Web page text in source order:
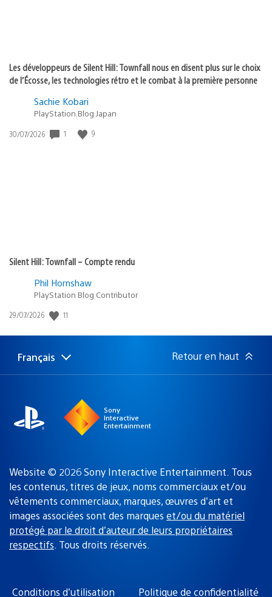
Les développeurs de Silent Hill: Townfall nous en disent plus sur le choix
de l’Écosse, les technologies rétro et le combat à la première personne
Sachie Kobari
PlayStation.Blog Japan
Date
30/07/2026 1 9
Silent Hill: Townfall – Compte rendu
Phil Hornshaw
PlayStation Blog Contributor
Date
publication
29/07/2026 11
Choisir
une
Région
actuelle
Français Retour en haut
Sony
Interactive
Entertainment
Website © 2026 Sony Interactive Entertainment. Tous
les contenus, titres de jeux, noms commerciaux et/ou
vêtements commerciaux, marques, œuvres d’art et
images associées sont des marques et/ou du matériel
protégé par le droit d’auteur de leurs propriétaires
respectifs. Tous droits réservés.
Conditions d’utilisation Politique de confidentialité